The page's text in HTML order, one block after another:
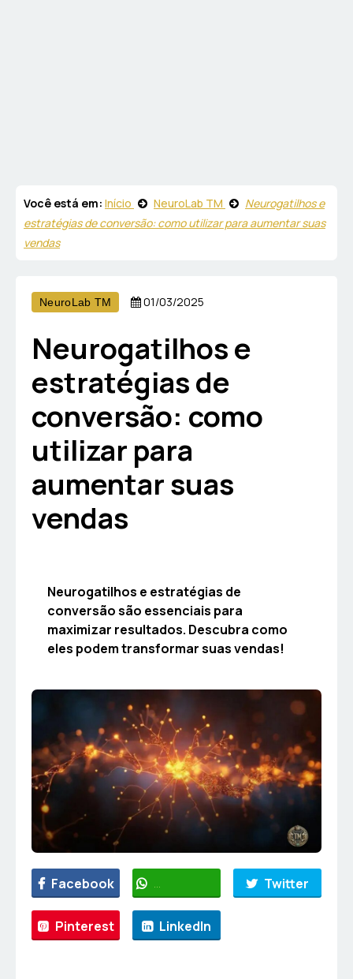
Você está em: Início NeuroLab TM
Neurogatilhos e
estratégias de conversão: como utilizar para aumentar suas
vendas
NeuroLab TM 01/03/2025
Neurogatilhos e
estratégias de
conversão: como
utilizar para
aumentar suas
vendas
Neurogatilhos e estratégias de
conversão são essenciais para
maximizar resultados. Descubra como
eles podem transformar suas vendas!
Facebook WhatsApp Twitter
Pinterest LinkedIn